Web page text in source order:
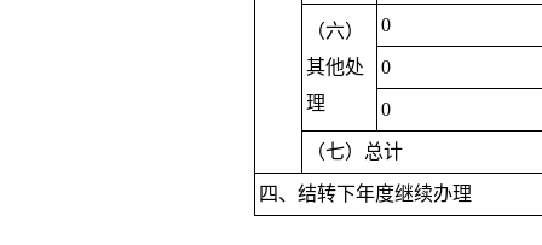
（六）
其他处
理
0
0
0
（七）总计
四、结转下年度继续办理